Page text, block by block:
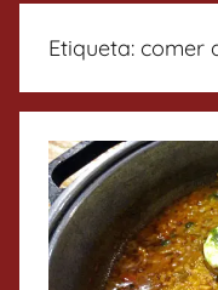
Etiqueta: comer